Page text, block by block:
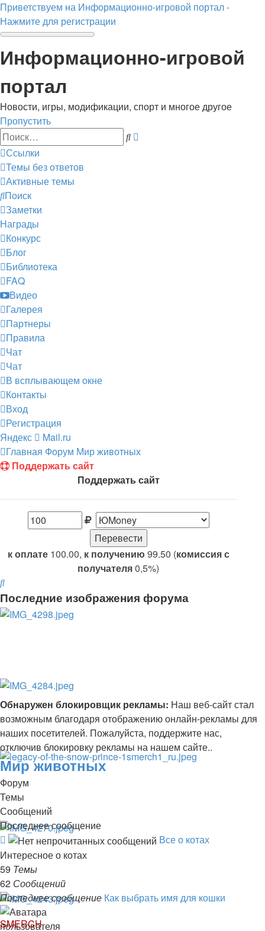
Приветствуем на Информационно-игровой портал -
Нажмите для регистрации
Информационно-игровой
портал
Новости, игры, модификации, спорт и многое другое
Пропустить
Поиск
Ссылки
Темы без ответов
Активные темы
Поиск
Заметки
Награды
Конкурс
Блог
Библиотека
FAQ
Видео
Галерея
Партнеры
Правила
Чат
Чат
В всплывающем окне
Контакты
Вход
Регистрация
Яндекс
Mail.ru
Главная Форум Мир животных
Поддержать сайт
Поддержать сайт
к оплате100.00, к получению 99.50 (комиссия с
получателя0,5%)
Поиск
Последние изображения форума
Обнаружен блокировщик рекламы: Наш веб-сайт стал
возможным благодаря отображению онлайн-рекламы для
наших посетителей. Пожалуйста, поддержите нас,
отключив блокировку рекламы на нашем сайте..
Мир животных
Форум
Темы
Сообщений
Последнее сообщение
Канал
-
Все
о
котах
Все о котах
Интересное о котах
59 Темы
62 Сообщений
Последнее сообщение Как выбрать имя для кошки
SMERCH